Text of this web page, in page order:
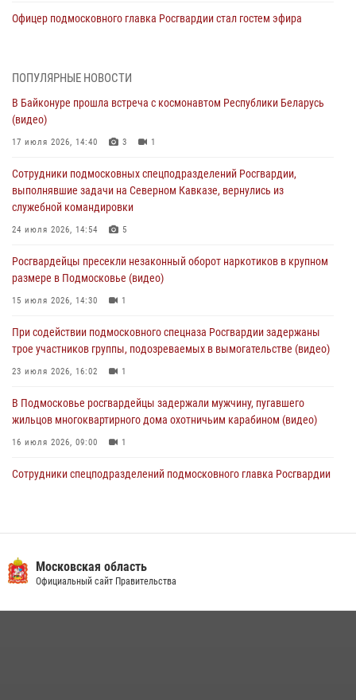
Офицер подмосковного главка Росгвардии стал гостем эфира
крупную сумму в Подмосковье
31 июля 2026, 13:00
действиях в Подмосковье (видео)
31 июля 2026, 09:00
В Главном управлении Росгвардии по Московской области
образования региональной общественной организации ветеранов
войск правопорядка (видео)
30 июля 2026, 13:00 5
Росгвардейцы задержали нетрезвую автоледи в Подмосковье
30 июля 2026, 08:00 1
ПОПУЛЯРНЫЕ НОВОСТИ
В Байконуре прошла встреча с космонавтом Республики Беларусь
(видео)
17 июля 2026, 14:40 3 1
Сотрудники подмосковных спецподразделений Росгвардии,
выполнявшие задачи на Северном Кавказе, вернулись из
служебной командировки
24 июля 2026, 14:54 5
Росгвардейцы пресекли незаконный оборот наркотиков в крупном
размере в Подмосковье (видео)
15 июля 2026, 14:30 1
При содействии подмосковного спецназа Росгвардии задержаны
трое участников группы, подозреваемых в вымогательстве (видео)
23 июля 2026, 16:02 1
В Подмосковье росгвардейцы задержали мужчину, пугавшего
жильцов многоквартирного дома охотничьим карабином (видео)
16 июля 2026, 09:00 1
Сотрудники спецподразделений подмосковного главка Росгвардии
федеральном розыске (видео)
22 июля 2026, 14:15 1
Московская область
Официальный сайт Правительства